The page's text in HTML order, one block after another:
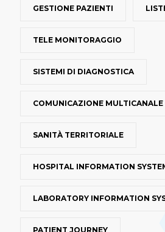
GESTIONE PAZIENTI
TELE MONITORAGGIO
SISTEMI DI DIAGNOSTICA
COMUNICAZIONE MULTICANALE
SANITÀ TERRITORIALE
HOSPITAL INFORMATION
LABORATORY INFORMATION
PATIENT JOURNEY